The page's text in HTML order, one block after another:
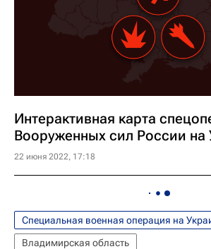
Интерактивная карта
Вооруженных сил России на
22 июня 2022, 17:18
Специальная военная операция на
Владимирская область